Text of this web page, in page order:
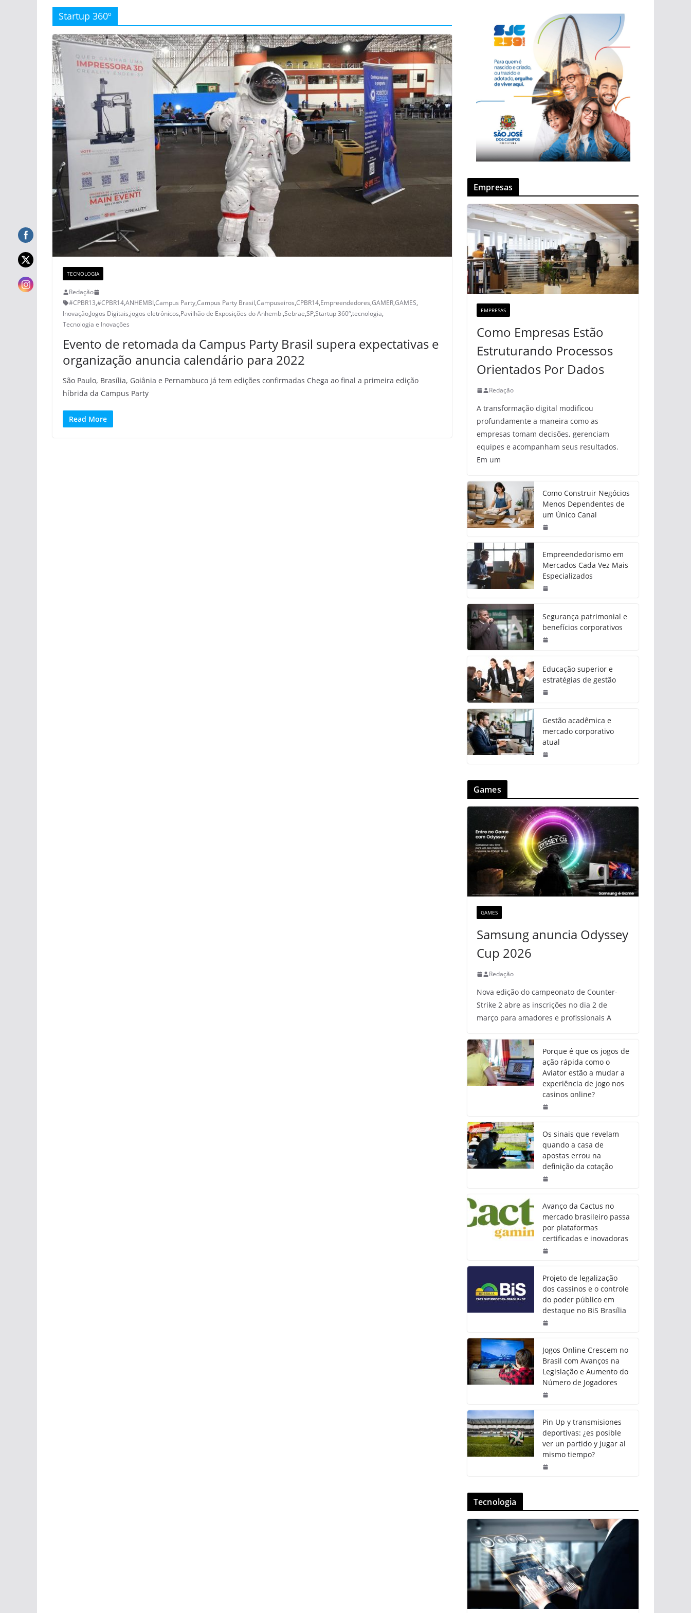
Startup 360º
TECNOLOGIA
Redação
#CPBR13,#CPBR14,ANHEMBI,Campus Party,Campus Party Brasil,Campuseiros,CPBR14,Empreendedores,GAMER,GAMES,
Inovação,Jogos Digitais,jogos eletrônicos,Pavilhão de Exposições do Anhembi,Sebrae,SP,Startup 360º,tecnologia,
Tecnologia e Inovações
Evento de retomada da Campus Party Brasil supera expectativas e
organização anuncia calendário para 2022
São Paulo, Brasília, Goiânia e Pernambuco já tem edições confirmadas Chega ao final a primeira edição
híbrida da Campus Party
Read More
Empresas
EMPRESAS
Como Empresas Estão
Estruturando Processos
Orientados Por Dados
Redação
A transformação digital modificou
profundamente a maneira como as
empresas tomam decisões, gerenciam
equipes e acompanham seus resultados.
Em um
Como Construir Negócios
Menos Dependentes de
um Único Canal
Empreendedorismo em
Mercados Cada Vez Mais
Especializados
Segurança patrimonial e
benefícios corporativos
Educação superior e
estratégias de gestão
Gestão acadêmica e
mercado corporativo
atual
Games
GAMES
Samsung anuncia Odyssey
Cup 2026
Redação
Nova edição do campeonato de Counter-
Strike 2 abre as inscrições no dia 2 de
março para amadores e profissionais A
Porque é que os jogos de
ação rápida como o
Aviator estão a mudar a
experiência de jogo nos
casinos online?
Os sinais que revelam
quando a casa de
apostas errou na
definição da cotação
Avanço da Cactus no
mercado brasileiro passa
por plataformas
certificadas e inovadoras
Projeto de legalização
dos cassinos e o controle
do poder público em
destaque no BiS Brasília
Jogos Online Crescem no
Brasil com Avanços na
Legislação e Aumento do
Número de Jogadores
Pin Up y transmisiones
deportivas: ¿es posible
ver un partido y jugar al
mismo tiempo?
Tecnologia